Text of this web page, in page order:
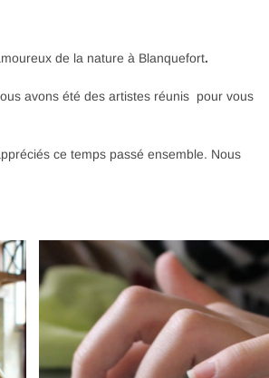
de la nature à Blanquefort.
avons été des artistes réunis pour vous
ce temps passé ensemble. Nous